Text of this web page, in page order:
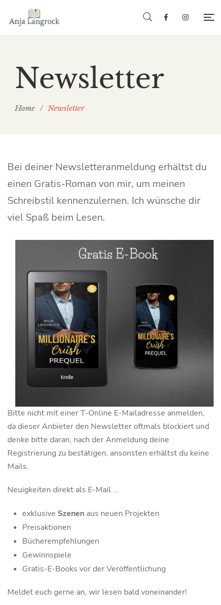
Newsletter
Home / Newsletter
Bei deiner Newsletteranmeldung erhältst du
einen Gratis-Roman von mir, um meinen
Schreibstil kennenzulernen. Ich wünsche dir
viel Spaß beim Lesen.
Bitte nicht mit einer T-Online E-Mailadresse anmelden,
da dieser Anbieter den Newsletter oftmals blockiert und
denke bitte daran, nach der Anmeldung deine
Registrierung zu bestätigen, ansonsten erhältst du keine
Mails.
Neuigkeiten direkt als E-Mail …
exklusive Szenen aus neuen Projekten
Preisaktionen
Bücherempfehlungen
Gewinnspiele
Gratis-E-Books vor der Veröffentlichung
Meldet euch gerne an, wir lesen bald voneinander!